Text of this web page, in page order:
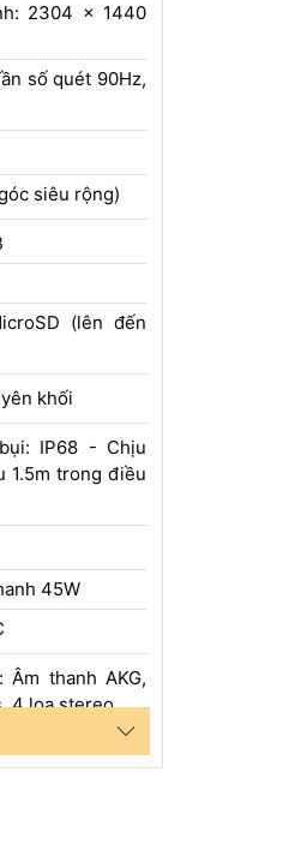
2304 x 1440
số quét 90Hz,
siêu rộng)
(lên đến
khối
IP68 - Chịu
1.5m trong điều
45W
Âm thanh AKG,
4 loa stereo
biến vân tay